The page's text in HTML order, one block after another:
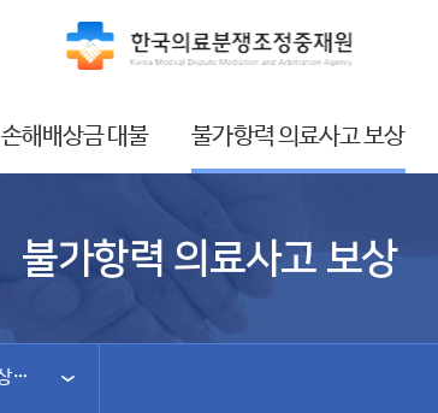
손해배상금 대불 불가항력 의료사고 보상
불가항력 의료사고 보상
불가항력 의료사고 보상 사례